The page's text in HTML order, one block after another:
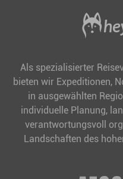
Als spezialisierter
bieten wir Expeditionen,
in ausgewählten
individuelle Planung,
verantwortungsvoll
Landschaften des